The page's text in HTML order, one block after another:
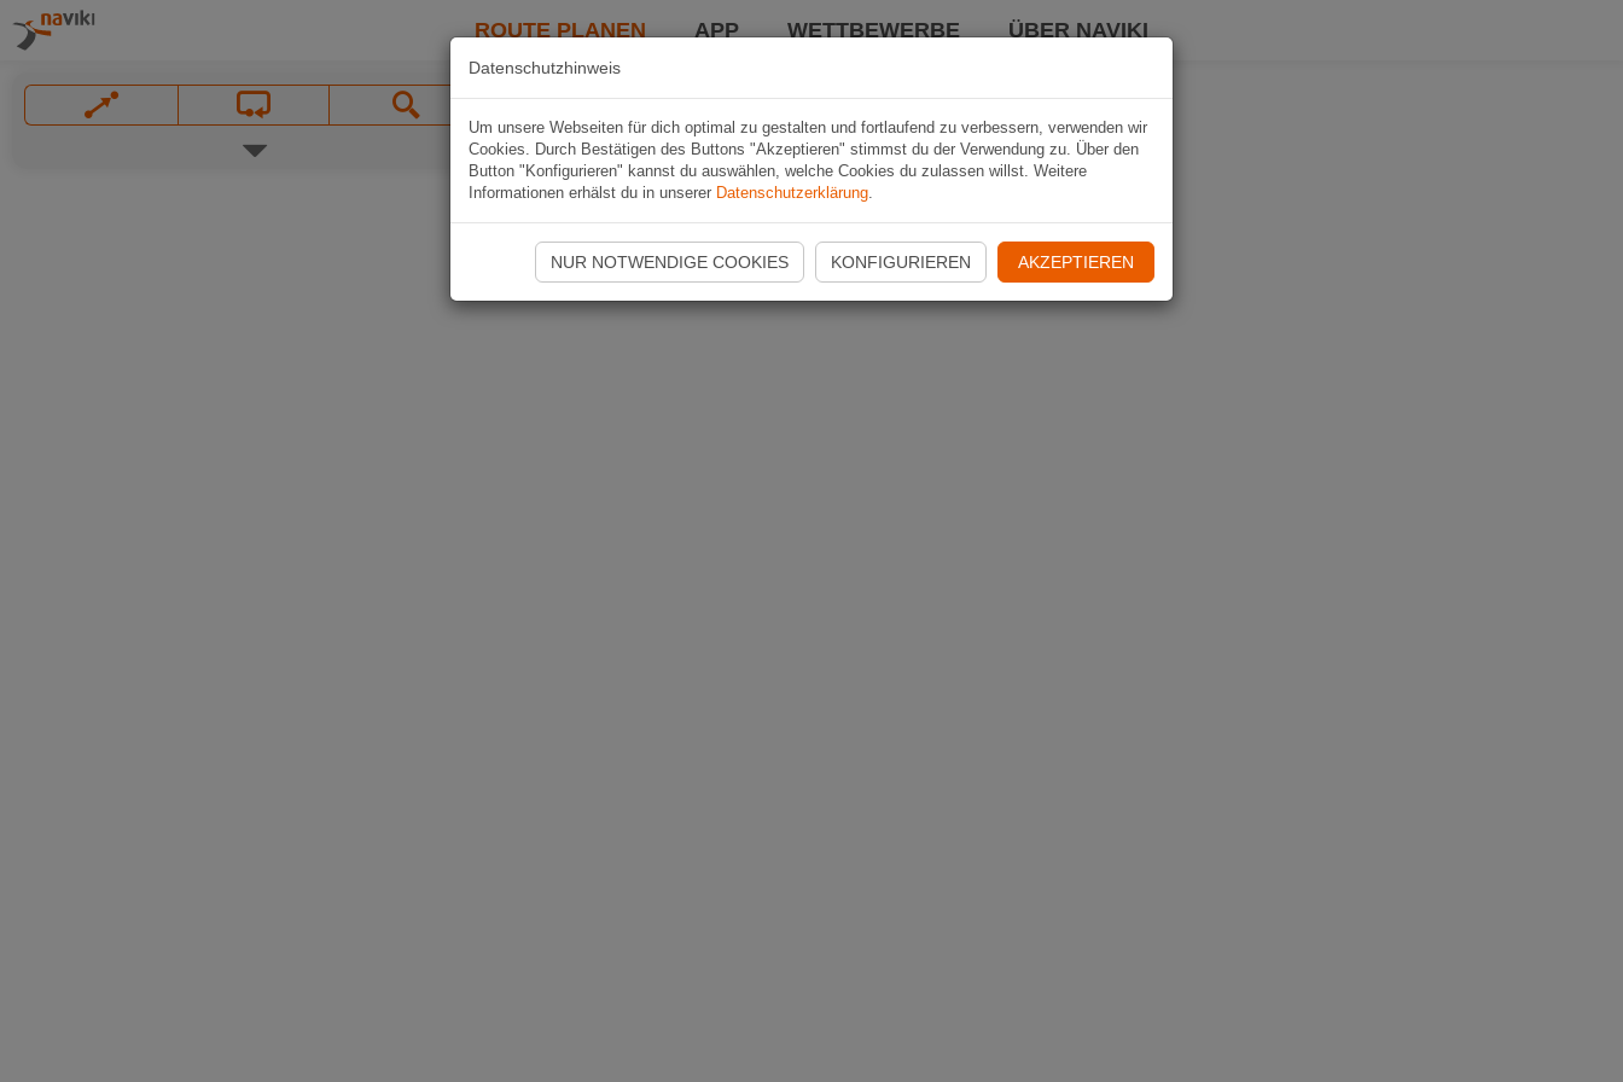
ROUTE PLANEN APP WETTBEWERBE ÜBER NAVIKI
Datenschutzhinweis
Um unsere Webseiten für dich optimal zu gestalten und fortlaufend zu verbessern, verwenden wir
Cookies. Durch Bestätigen des Buttons "Akzeptieren" stimmst du der Verwendung zu. Über den
Button "Konfigurieren" kannst du auswählen, welche Cookies du zulassen willst. Weitere
Informationen erhälst du in unserer Datenschutzerklärung.
NUR NOTWENDIGE COOKIES KONFIGURIEREN AKZEPTIEREN